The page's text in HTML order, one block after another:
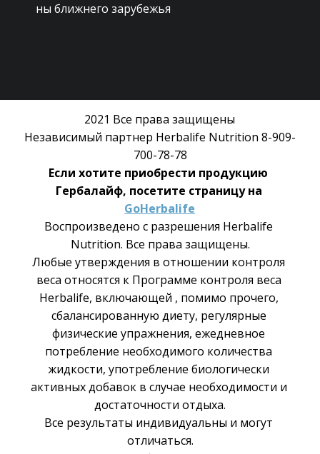
ны ближнего зарубежья
2021 Все права защищены
Независимый партнер Herbalife Nutrition 8-909-
700-78-78
Если хотите приобрести продукцию
GoHerbalife
Воспроизведено с разрешения Herbalife
Nutrition. Все права защищены.
Любые утверждения в отношении контроля
веса относятся к Программе контроля веса
Herbalife, включающей , помимо прочего,
сбалансированную диету, регулярные
физические упражнения, ежедневное
потребление необходимого количества
жидкости, употребление биологически
активных добавок в случае необходимости и
достаточности отдыха.
Все результаты индивидуальны и могут
отличаться.